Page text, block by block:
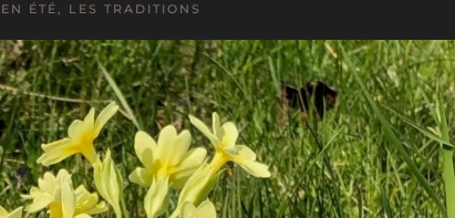
EN ÉTÉ, LES TRADITIONS